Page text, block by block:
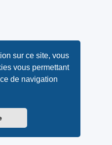
sur ce site, vous
vous permettant
de navigation